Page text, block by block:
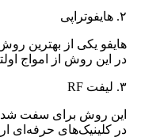
۲. هایفوتراپی
هایفو یکی از بهترین
در این روش از امواج
۳. لیفت RF
این روش برای سفت
در کلینیک‌های حرفه‌ای